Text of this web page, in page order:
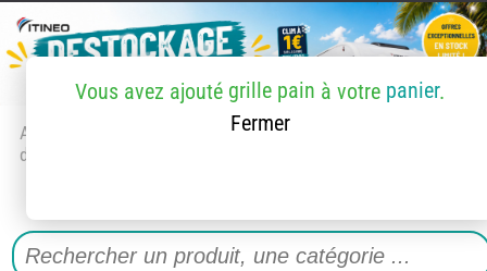
Accueil
> Accessoires et pièces
détachées
Vous avez ajouté grille pain à votre panier.
Fermer